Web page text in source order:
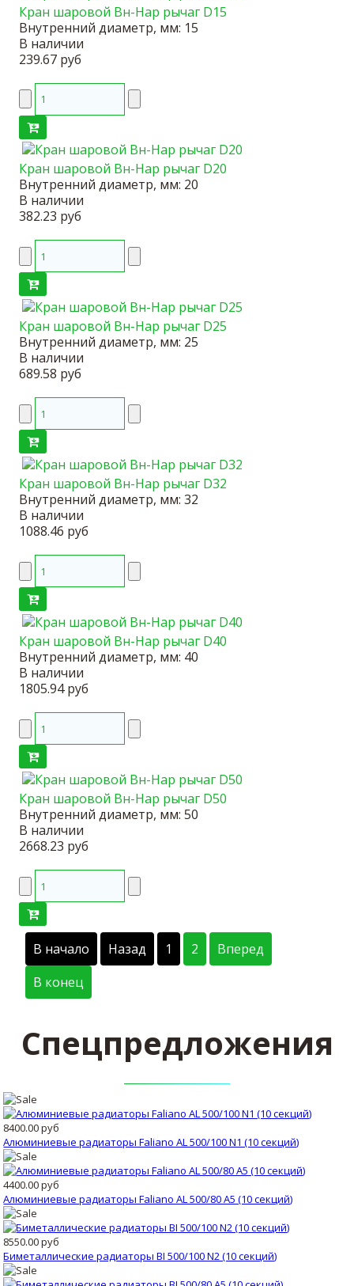
Кран шаровой Вн-Нар рычаг D15
Внутренний диаметр, мм: 15
В наличии
239.67 руб
Кран шаровой Вн-Нар рычаг D20
Внутренний диаметр, мм: 20
В наличии
382.23 руб
Кран шаровой Вн-Нар рычаг D25
Внутренний диаметр, мм: 25
В наличии
689.58 руб
Кран шаровой Вн-Нар рычаг D32
Внутренний диаметр, мм: 32
В наличии
1088.46 руб
Кран шаровой Вн-Нар рычаг D40
Внутренний диаметр, мм: 40
В наличии
1805.94 руб
Кран шаровой Вн-Нар рычаг D50
Внутренний диаметр, мм: 50
В наличии
2668.23 руб
В начало Назад 1 2
Вперед
В конец
Спецпредложения
8400.00 руб
Алюминиевые радиаторы Faliano AL 500/100 N1 (10 секций)
4400.00 руб
Алюминиевые радиаторы Faliano AL 500/80 A5 (10 секций)
8550.00 руб
Биметаллические радиаторы BI 500/100 N2 (10 секций)